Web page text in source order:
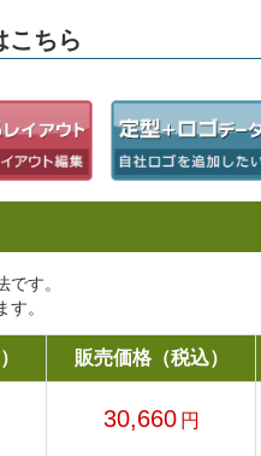
こちら
す。
。
販売価格（税込）
30,660 円